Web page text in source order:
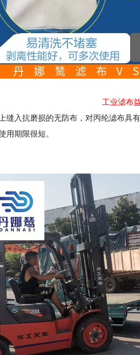
工业滤布
缝入抗磨损的无防布，对丙纶滤布具
用期限很短。